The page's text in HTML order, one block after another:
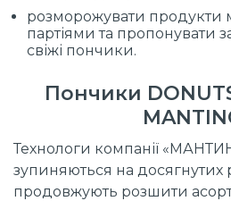
розморожувати
партіями та пропонувати
свіжі пончики.
Пончики
Технологи компанії
зупиняються на досягнутих
продовжують розшити